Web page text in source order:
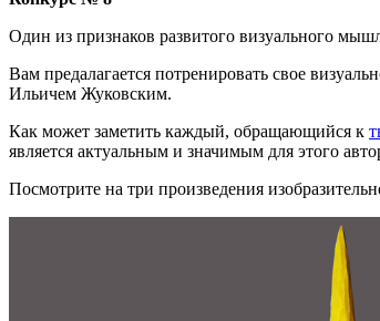
Один из признаков развитого визуального
Вам предалагается потренировать свое
Ильичем Жуковским.
Как может заметить каждый, обращающийся к
является актуальным и значимым для этого
Посмотрите на три произведения